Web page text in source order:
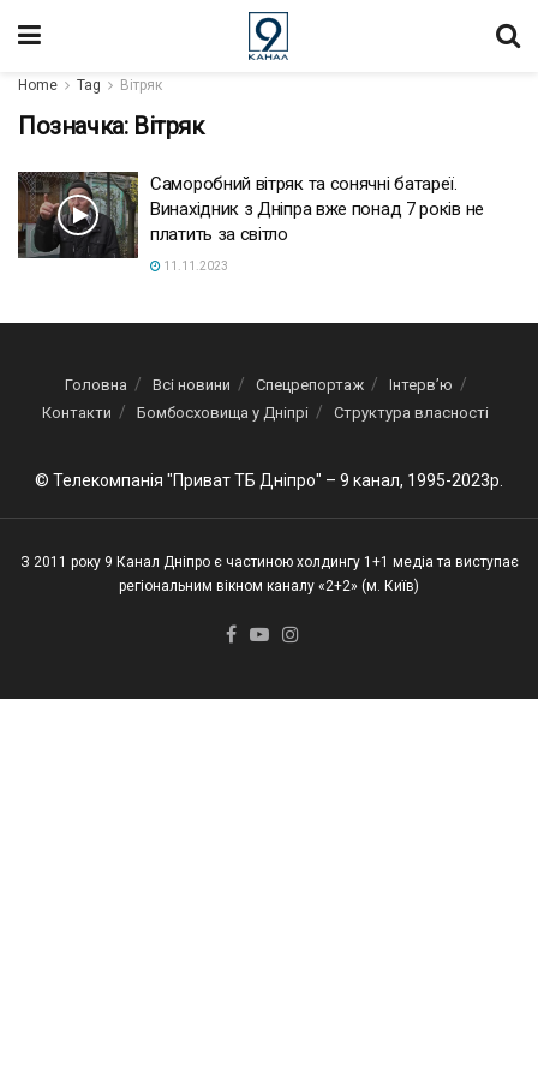
Home Tag Вітряк
Позначка: Вітряк
Саморобний вітряк та сонячні батареї.
Винахідник з Дніпра вже понад 7 років не
платить за світло
11.11.2023
Головна Всі новини Спецрепортаж
Інтерв’ю
Контакти
Бомбосховища у Дніпрі Структура власності
© Телекомпанія "Приват ТБ Дніпро" – 9 канал, 1995-2023р.
З 2011 року 9 Канал Дніпро є частиною холдингу 1+1 медіа та виступає
регіональним вікном каналу «2+2» (м. Київ)